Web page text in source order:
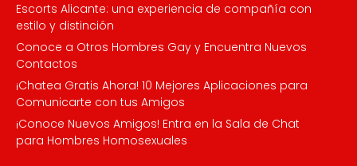
Escorts Alicante: una experiencia de compañía con
estilo y distinción
Conoce a Otros Hombres Gay y Encuentra Nuevos
Contactos
¡Chatea Gratis Ahora! 10 Mejores Aplicaciones para
Comunicarte con tus Amigos
¡Conoce Nuevos Amigos! Entra en la Sala de Chat
para Hombres Homosexuales